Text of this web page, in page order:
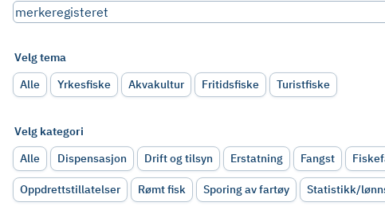
Velg tema
Alle
Yrkesfiske Akvakultur Fritidsfiske Turistfiske
Velg kategori
Alle
Dispensasjon Drift og tilsyn Erstatning Fangst
Oppdrettstillatelser Rømt fisk Sporing av fartøy Statistikk/